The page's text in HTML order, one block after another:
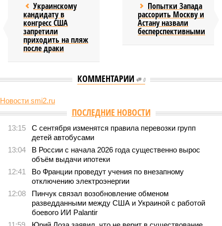
Украинскому
кандидату в
конгресс США
запретили
приходить на пляж
после драки
Попытки Запада
рассорить Москву и
Астану назвали
бесперспективными
КОММЕНТАРИИ 0
Новости smi2.ru
Земля уже не раз показывала человечеству свой
крутой нрав – когда покажет снова?
Земля уже не раз показывала человечеству свой крутой
нрав – когда покажет снова?
Последние времена
Земля уже не раз показывала человечеству свой крутой нрав – когда
покажет снова? (фото: АР-ТАСС)